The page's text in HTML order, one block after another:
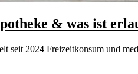
& was ist
seit 2024 Freizeitkonsum und